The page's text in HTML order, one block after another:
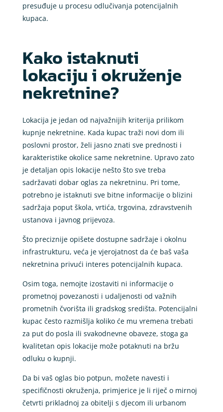
presuđuje u procesu odlučivanja potencijalnih
kupaca.
Kako istaknuti
lokaciju i okruženje
nekretnine?
Lokacija je jedan od najvažnijih kriterija prilikom
kupnje nekretnine. Kada kupac traži novi dom ili
poslovni prostor, želi jasno znati sve prednosti i
karakteristike okolice same nekretnine. Upravo zato
je detaljan opis lokacije nešto što sve treba
sadržavati dobar oglas za nekretninu. Pri tome,
potrebno je istaknuti sve bitne informacije o blizini
sadržaja poput škola, vrtića, trgovina, zdravstvenih
ustanova i javnog prijevoza.
Što preciznije opišete dostupne sadržaje i okolnu
infrastrukturu, veća je vjerojatnost da će baš vaša
nekretnina privući interes potencijalnih kupaca.
Osim toga, nemojte izostaviti ni informacije o
prometnoj povezanosti i udaljenosti od važnih
prometnih čvorišta ili gradskog središta. Potencijalni
kupac često razmišlja koliko će mu vremena trebati
za put do posla ili svakodnevne obaveze, stoga ga
kvalitetan opis lokacije može potaknuti na bržu
odluku o kupnji.
Da bi vaš oglas bio potpun, možete navesti i
specifičnosti okruženja, primjerice je li riječ o mirnoj
četvrti prikladnoj za obitelji s djecom ili urbanom